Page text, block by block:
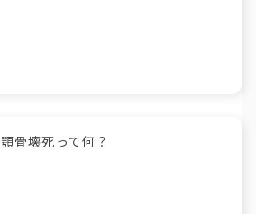
顎骨壊死って何？